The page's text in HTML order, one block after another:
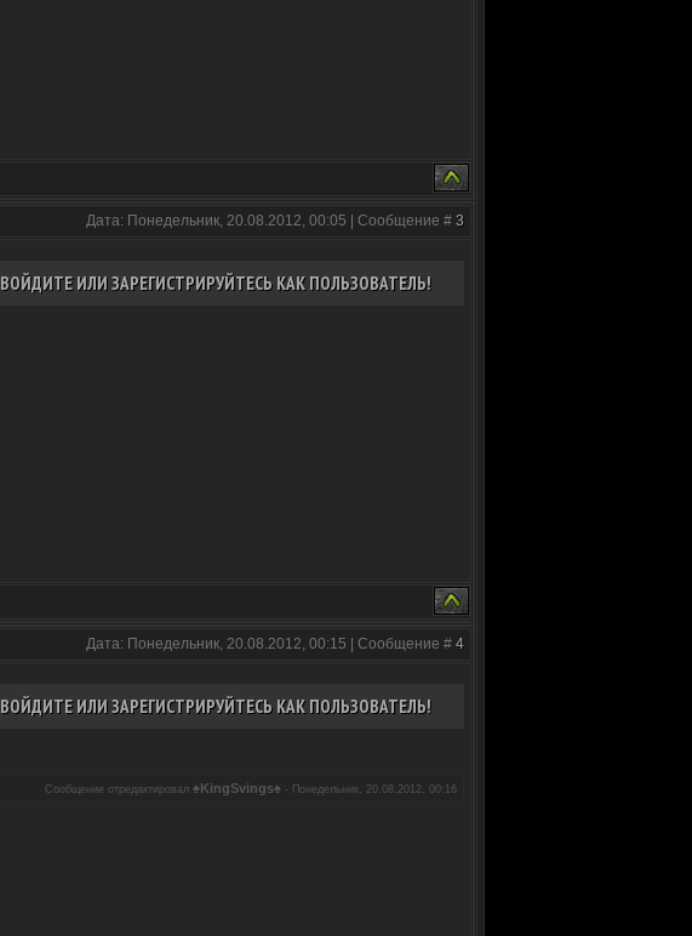
Дата: Понедельник, 20.08.2012, 00:05 | Сообщение # 3
ВОЙДИТЕ ИЛИ ЗАРЕГИСТРИРУЙТЕСЬ КАК ПОЛЬЗОВАТЕЛЬ!
Дата: Понедельник, 20.08.2012, 00:15 | Сообщение # 4
ВОЙДИТЕ ИЛИ ЗАРЕГИСТРИРУЙТЕСЬ КАК ПОЛЬЗОВАТЕЛЬ!
Сообщение отредактировал ♠KingSvings♠ - Понедельник, 20.08.2012, 00:16